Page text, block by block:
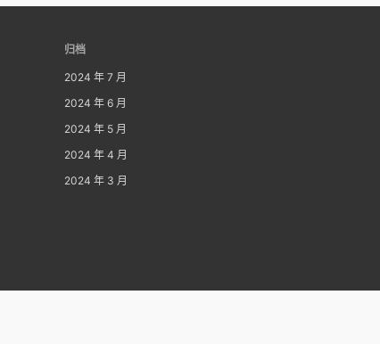
归档
2024 年 7 月
2024 年 6 月
2024 年 5 月
2024 年 4 月
2024 年 3 月